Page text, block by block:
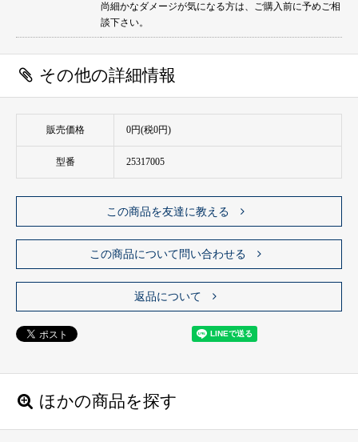
尚細かなダメージが気になる方は、ご購入前に予めご相
談下さい。
その他の詳細情報
販売価格 0円(税0円)
型番 25317005
この商品を友達に教える
この商品について問い合わせる
返品について
ほかの商品を探す